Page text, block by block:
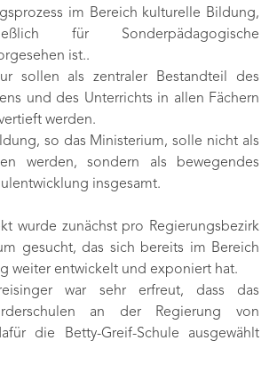
im Bereich kulturelle Bildung,
für Sonderpädagogische
ist..
sollen als zentraler Bestandteil des
und des Unterrichts in allen Fächern
werden.
so das Ministerium, solle nicht als
werden, sondern als bewegendes
insgesamt.
wurde zunächst pro Regierungsbezirk
gesucht, das sich bereits im Bereich
weiter entwickelt und exponiert hat.
war sehr erfreut, dass das
an der Regierung von
die Betty-Greif-Schule ausgewählt